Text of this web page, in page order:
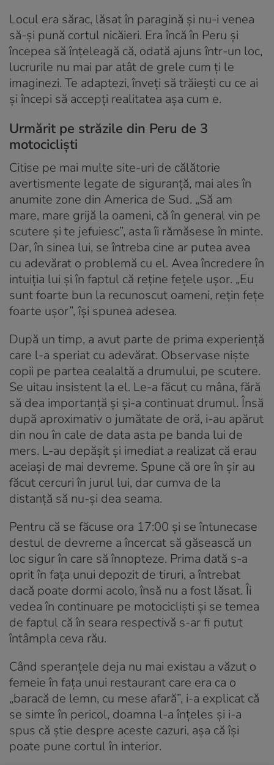
Locul era sărac, lăsat în paragină și nu-i venea
să-și pună cortul nicăieri. Era încă în Peru și
începea să înțeleagă că, odată ajuns într-un loc,
lucrurile nu mai par atât de grele cum ți le
imaginezi. Te adaptezi, înveți să trăiești cu ce ai
și începi să accepți realitatea așa cum e.
Urmărit pe străzile din Peru de 3
motocicliști
Citise pe mai multe site-uri de călătorie
avertismente legate de siguranță, mai ales în
anumite zone din America de Sud. „Să am
mare, mare grijă la oameni, că în general vin pe
scutere și te jefuiesc”, asta îi rămăsese în minte.
Dar, în sinea lui, se întreba cine ar putea avea
cu adevărat o problemă cu el. Avea încredere în
intuiția lui și în faptul că reține fețele ușor. „Eu
sunt foarte bun la recunoscut oameni, rețin fețe
foarte ușor”, își spunea adesea.
După un timp, a avut parte de prima experiență
care l-a speriat cu adevărat. Observase niște
copii pe partea cealaltă a drumului, pe scutere.
Se uitau insistent la el. Le-a făcut cu mâna, fără
să dea importanță și și-a continuat drumul. Însă
după aproximativ o jumătate de oră, i-au apărut
din nou în cale de data asta pe banda lui de
mers. L-au depășit și imediat a realizat că erau
aceiași de mai devreme. Spune că ore în șir au
făcut cercuri în jurul lui, dar cumva de la
distanță să nu-și dea seama.
Pentru că se făcuse ora 17:00 și se întunecase
destul de devreme a încercat să găsească un
loc sigur în care să înnopteze. Prima dată s-a
oprit în fața unui depozit de tiruri, a întrebat
dacă poate dormi acolo, însă nu a fost lăsat. Îi
vedea în continuare pe motocicliști și se temea
de faptul că în seara respectivă s-ar fi putut
întâmpla ceva rău.
Când speranțele deja nu mai existau a văzut o
femeie în fața unui restaurant care era ca o
„baracă de lemn, cu mese afară”, i-a explicat că
se simte în pericol, doamna l-a înțeles și i-a
spus că știe despre aceste cazuri, așa că își
poate pune cortul în interior.